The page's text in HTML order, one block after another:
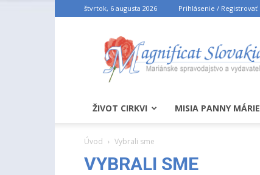
štvrtok, 6 augusta 2026 Prihlásenie / Registrovať
ŽIVOT CIRKVI MISIA PANNY MÁRIE
Úvod Vybrali sme
VYBRALI SME